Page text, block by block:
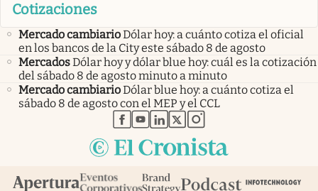
Cotizaciones
Mercado cambiarioDólar hoy: a cuánto cotiza el oficial
en los bancos de la City este sábado 8 de agosto
MercadosDólar hoy y dólar blue hoy: cuál es la cotización
del sábado 8 de agosto minuto a minuto
Mercado cambiarioDólar blue hoy: a cuánto cotiza el
sábado 8 de agosto con el MEP y el CCL
abre en nueva pestaña
abre en nueva pestaña
abre en nueva pestaña
abre en nueva pestaña
abre en nueva pestaña